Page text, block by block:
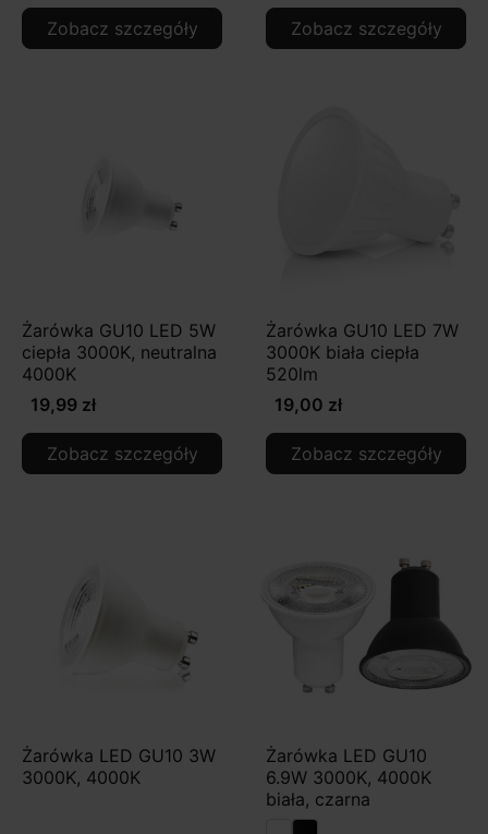
Zobacz szczegóły Zobacz szczegóły
Żarówka GU10 LED 5W
ciepła 3000K, neutralna
4000K
19,99 zł
Zobacz szczegóły
Żarówka GU10 LED 7W
3000K biała ciepła
520lm
19,00 zł
Zobacz szczegóły
Żarówka LED GU10 3W
3000K, 4000K
Żarówka LED GU10
6.9W 3000K, 4000K
biała, czarna